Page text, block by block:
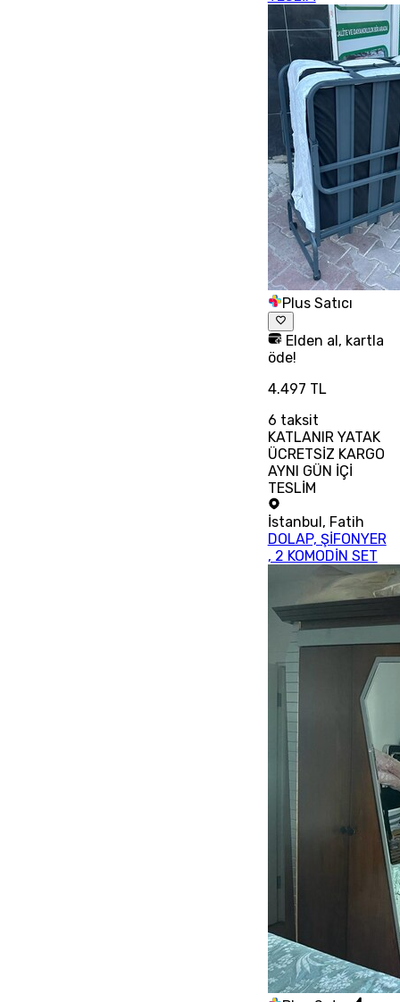
Plus Satıcı
Elden al, kartla
öde!
4.497 TL
6 taksit
KATLANIR YATAK
ÜCRETSİZ KARGO
AYNI GÜN İÇİ
TESLİM
İstanbul, Fatih
DOLAP, ŞİFONYER
, 2 KOMODİN SET